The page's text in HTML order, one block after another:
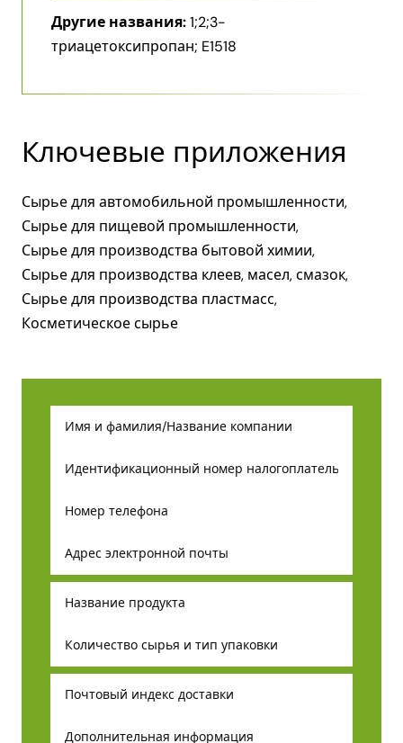
Другие названия:1;2;3-
триацетоксипропан; E1518
Ключевые приложения
Сырье для автомобильной промышленности,
Сырье для пищевой промышленности,
Сырье для производства бытовой химии,
Сырье для производства клеев, масел, смазок,
Сырье для производства пластмасс,
Косметическое сырье